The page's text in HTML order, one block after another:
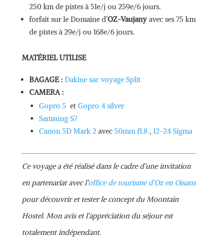
250 km de pistes à 51e/j ou 259e/6 jours.
forfait sur le Domaine d’OZ-Vaujanyavec ses 75 km
de pistes à 29e/j ou 168e/6 jours.
MATÉRIEL UTILISE
BAGAGE : Dakine sac voyage Split
CAMERA :
Gopro 5 et Gopro 4 silver
Samsung S7
Canon 5D Mark 2avec 50mm f1.8 , 12-24 Sigma
Ce voyage a été réalisé dans le cadre d’une invitation
en partenariat avec l’office de tourisme d’Oz en Oisans
pour découvrir et tester le concept du Moontain
Hostel. Mon avis et l’appréciation du séjour est
totalement indépendant.